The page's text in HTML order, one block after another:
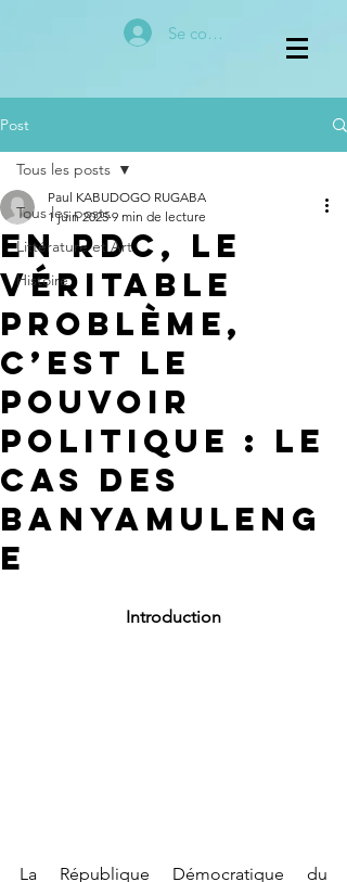
Se connecter
Post
Tous les posts
Littérature et Art
Histoire
Tous les posts
En RDC, le
véritable
problème,
c’est le
pouvoir
politique : Le
cas des
Banyamuleng
e
Paul KABUDOGO RUGABA
1 juin 2025 9 min de lecture
Introduction
La République Démocratique du